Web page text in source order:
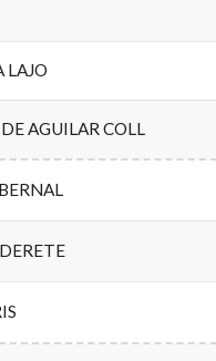
LAJO
AGUILAR COLL